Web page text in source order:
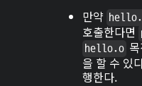
만약
호출한다면
hello.o
을 할 수 있
행한다.